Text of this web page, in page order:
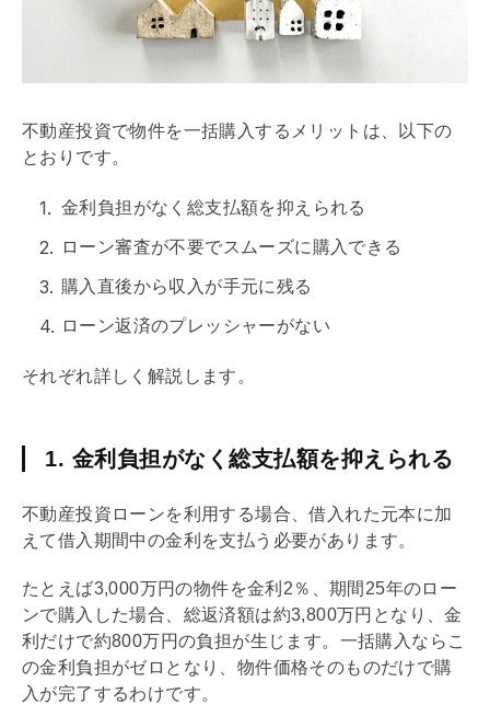
不動産投資で物件を一括購入するメリットは、以下の
とおりです。
金利負担がなく総支払額を抑えられる
ローン審査が不要でスムーズに購入できる
購入直後から収入が手元に残る
ローン返済のプレッシャーがない
それぞれ詳しく解説します。
1. 金利負担がなく総支払額を抑えられる
不動産投資ローンを利用する場合、借入れた元本に加
えて借入期間中の金利を支払う必要があります。
たとえば3,000万円の物件を金利2％、期間25年のロー
ンで購入した場合、総返済額は約3,800万円となり、金
利だけで約800万円の負担が生じます。一括購入ならこ
の金利負担がゼロとなり、物件価格そのものだけで購
入が完了するわけです。